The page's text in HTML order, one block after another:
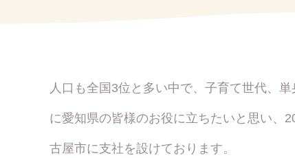
人口も全国3位と多い中で、子育て世代、
に愛知県の皆様のお役に立ちたいと思い、
古屋市に支社を設けております。